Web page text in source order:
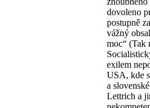
dovoleno
postupně
vážný
moc“ (Tak
exilem
USA, kde
a
Lettrich a